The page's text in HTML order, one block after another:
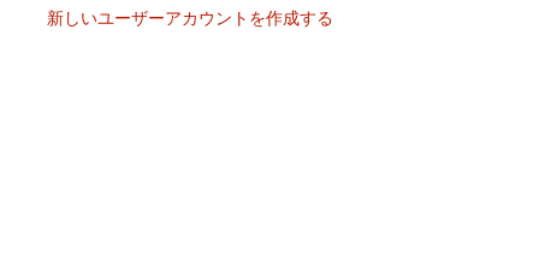
新しいユーザーアカウントを作成する